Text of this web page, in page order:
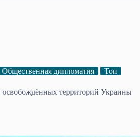
Общественная дипломатия Топ
территорий Украины